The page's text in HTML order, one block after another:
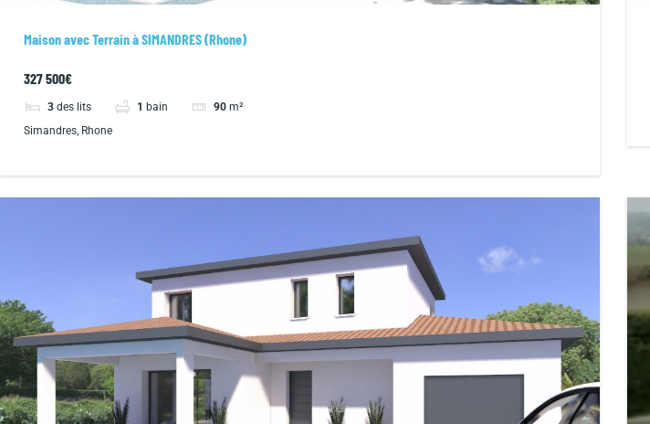
Maison avec Terrain à SIMANDRES (Rhone)
327 500€
3 des lits 1 bain 90 m²
Simandres, Rhone